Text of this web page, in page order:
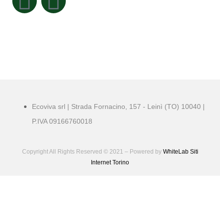
Ecoviva srl | Strada Fornacino, 157 - Leinì (TO) 10040 |
P.IVA 09166760018
Copyright All Rights Reserved © 2021 – Powered by WhiteLab Siti
Internet Torino